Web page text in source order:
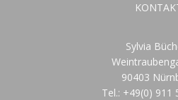
Sylvia
90403
Tel.: +49(0) 911